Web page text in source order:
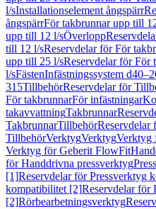
l/sInstallationselement ångspärr
ångspärrFör takbrunnar upp till
upp till 12 l/sÖverlopp
till 12 l/sReservdelar för För
upp till 25 l/sReservdelar för För
l/sFästenInfästningssystem
315TillbehörReservdelar för
För takbrunnarFör infästningar
takavvattningTakbrunnar
TakbrunnarTillbehörReservdelar
TillbehörVerktygVerktygVerktyg
Verktyg för Geberit FlowFit
för Handdrivna pressverktyg
[1]Reservdelar för Pressverktyg
kompatibilitet [2]Reservdelar för
[2]Rörbearbetningsverktyg